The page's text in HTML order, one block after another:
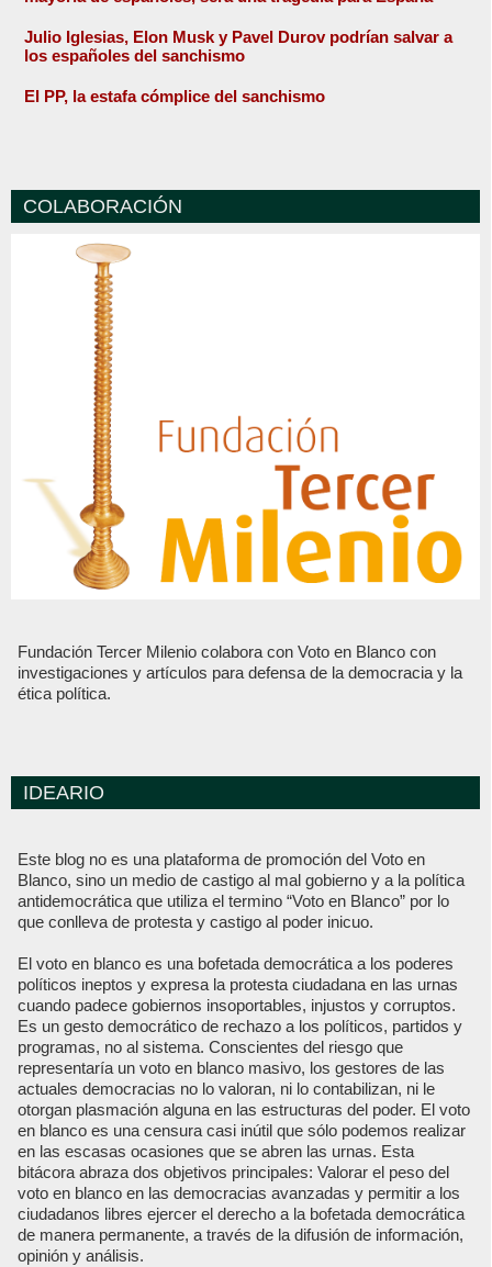
Julio Iglesias, Elon Musk y Pavel Durov podrían salvar a
los españoles del sanchismo
El PP, la estafa cómplice del sanchismo
COLABORACIÓN
Fundación Tercer Milenio colabora con Voto en Blanco con
investigaciones y artículos para defensa de la democracia y la
ética política.
IDEARIO
Este blog no es una plataforma de promoción del Voto en
Blanco, sino un medio de castigo al mal gobierno y a la política
antidemocrática que utiliza el termino “Voto en Blanco” por lo
que conlleva de protesta y castigo al poder inicuo.
El voto en blanco es una bofetada democrática a los poderes
políticos ineptos y expresa la protesta ciudadana en las urnas
cuando padece gobiernos insoportables, injustos y corruptos.
Es un gesto democrático de rechazo a los políticos, partidos y
programas, no al sistema. Conscientes del riesgo que
representaría un voto en blanco masivo, los gestores de las
actuales democracias no lo valoran, ni lo contabilizan, ni le
otorgan plasmación alguna en las estructuras del poder. El voto
en blanco es una censura casi inútil que sólo podemos realizar
en las escasas ocasiones que se abren las urnas. Esta
bitácora abraza dos objetivos principales: Valorar el peso del
voto en blanco en las democracias avanzadas y permitir a los
ciudadanos libres ejercer el derecho a la bofetada democrática
de manera permanente, a través de la difusión de información,
opinión y análisis.